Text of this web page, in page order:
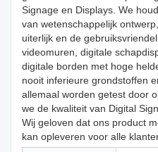
Signage en Displays. We
van wetenschappelijk
uiterlijk en de
videomuren, digitale
digitale borden met hoge
nooit inferieure grondstoffen
allemaal worden getest door
we de kwaliteit van Digital
Wij geloven dat ons product
kan opleveren voor alle